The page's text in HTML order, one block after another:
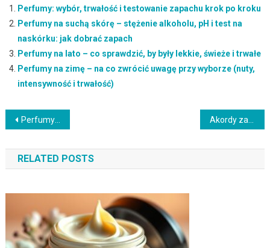
Perfumy: wybór, trwałość i testowanie zapachu krok po kroku
Perfumy na suchą skórę – stężenie alkoholu, pH i test na
naskórku: jak dobrać zapach
Perfumy na lato – co sprawdzić, by były lekkie, świeże i trwałe
Perfumy na zimę – na co zwrócić uwagę przy wyborze (nuty,
intensywność i trwałość)
Nawigacja
wpisu
Perfumy a pH skóry – jak dopasować zapach do odczynu i typu cery
RELATED POSTS